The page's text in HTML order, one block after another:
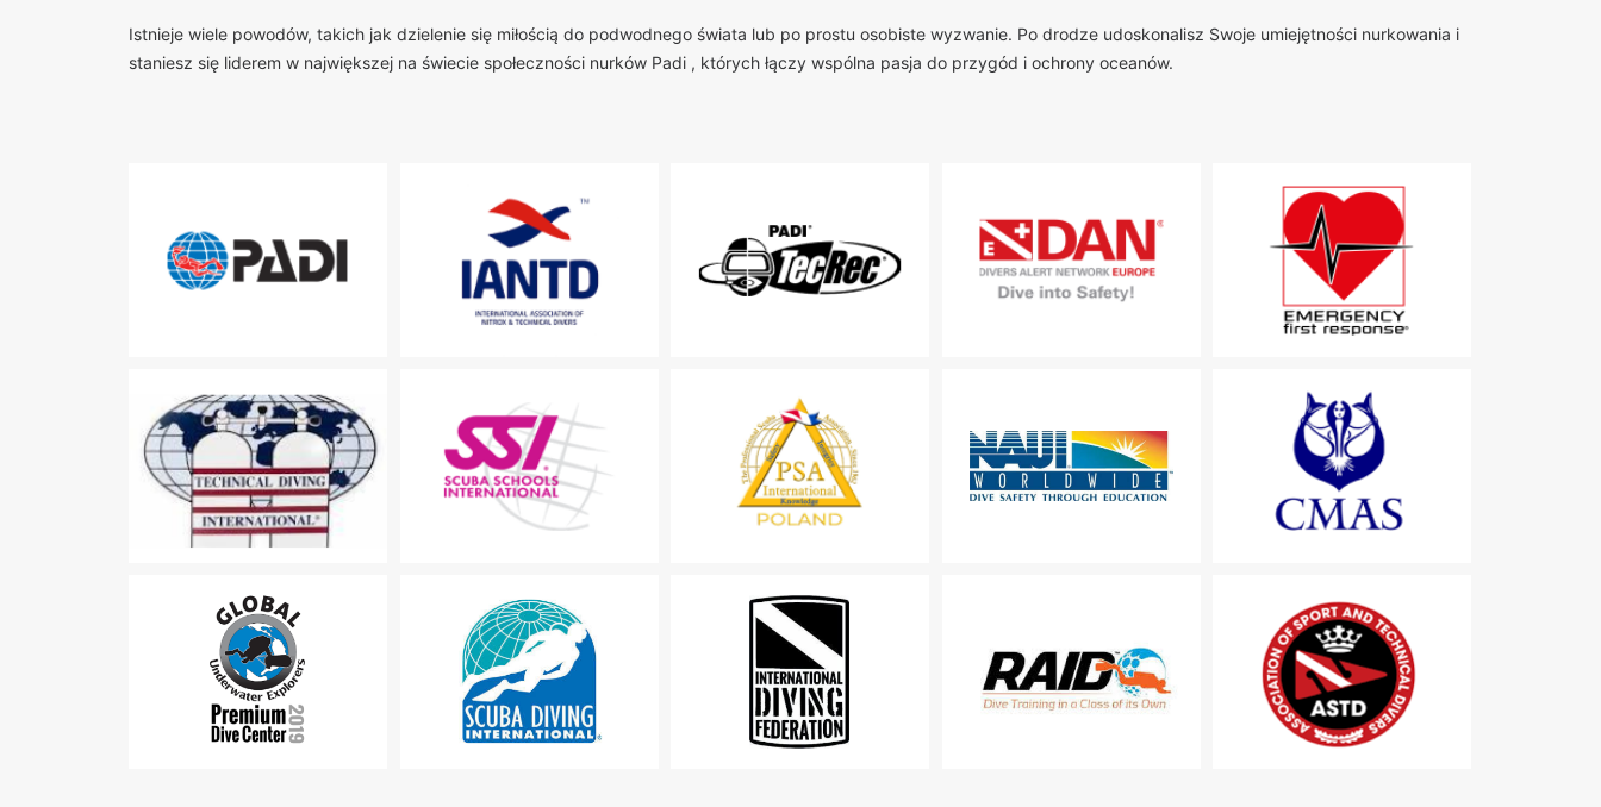
Istnieje wiele powodów, takich jak dzielenie się miłością do podwodnego świata lub po prostu osobiste wyzwanie. Po drodze udoskonalisz Swoje umiejętności nurkowania i
staniesz się liderem w największej na świecie społeczności nurków Padi , których łączy wspólna pasja do przygód i ochrony oceanów.